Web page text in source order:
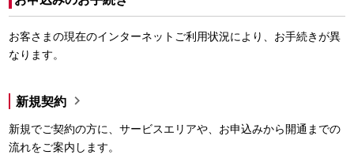
お客さまの現在のインターネットご利用状況により、お手続きが異
なります。
新規契約 
新規でご契約の方に、サービスエリアや、お申込みから開通までの
流れをご案内します。